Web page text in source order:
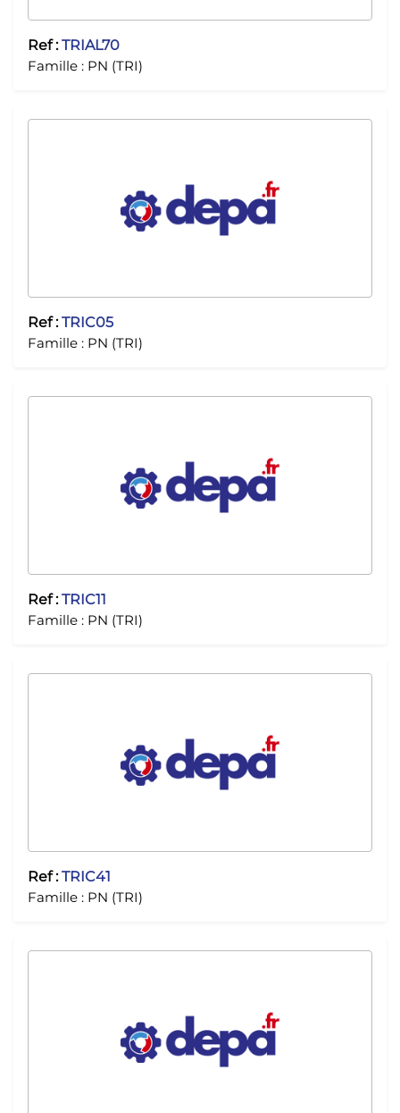
Ref :TRIAL70
Famille : PN (TRI)
Ref :TRIC05
Famille : PN (TRI)
Ref :TRIC11
Famille : PN (TRI)
Ref :TRIC41
Famille : PN (TRI)